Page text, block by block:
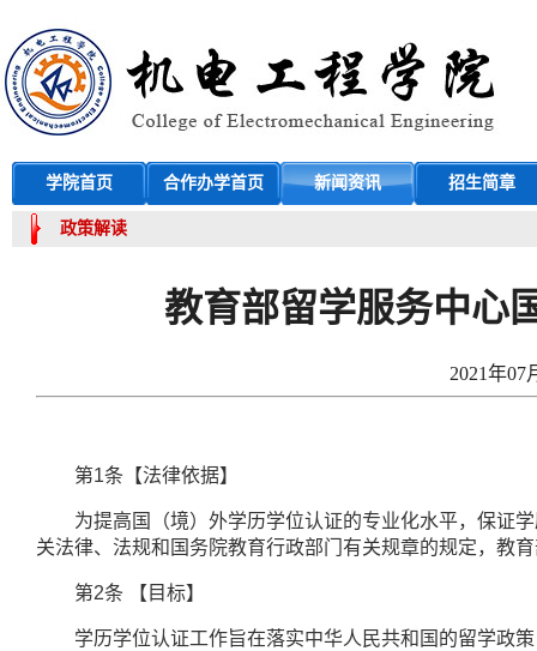
学院首页 合作办学首页 新闻资讯 招生简章
政策解读
教育部留学服务中心
2021年07
第1条【法律依据】
为提高国（境）外学历学位认证的专业化水平，保证学
关法律、法规和国务院教育行政部门有关规章的规定，教
第2条 【目标】
学历学位认证工作旨在落实中华人民共和国的留学政策